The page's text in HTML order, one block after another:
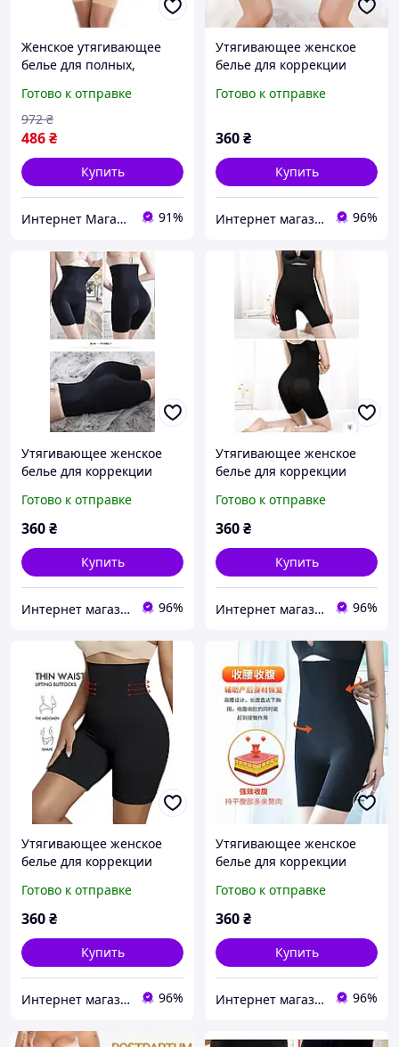
Женское утягивающее
белье для полных,
комбидресс,
Утягивающее белье для
коррекции фигуры, MTS
Готово к отправке
486₴
972 ₴
Купить
Интернет Магазин "StepShop" 91%
Утягивающее женское
белье для коррекции
бандаж с корсетными
черный
Готово к отправке
360₴
Купить
Интернет магазин ФЕЕРИЯ 96%
Утягивающее женское
белье для коррекции
бандаж с корсетными
вставками L цвет черный
Готово к отправке
360₴
Купить
Интернет магазин ФЕЕРИЯ 96%
Утягивающее женское
белье для коррекции
бандаж с корсетными
вставками ХL цвет
Готово к отправке
360₴
Купить
Интернет магазин ФЕЕРИЯ 96%
Утягивающее женское
белье для коррекции
бандаж с корсетными
вставками ХХL цвет
Готово к отправке
360₴
Купить
Интернет магазин ФЕЕРИЯ 96%
Утягивающее женское
белье для коррекции
бандаж с корсетными
вставками ХХХL цвет
Готово к отправке
360₴
Купить
Интернет магазин ФЕЕРИЯ 96%